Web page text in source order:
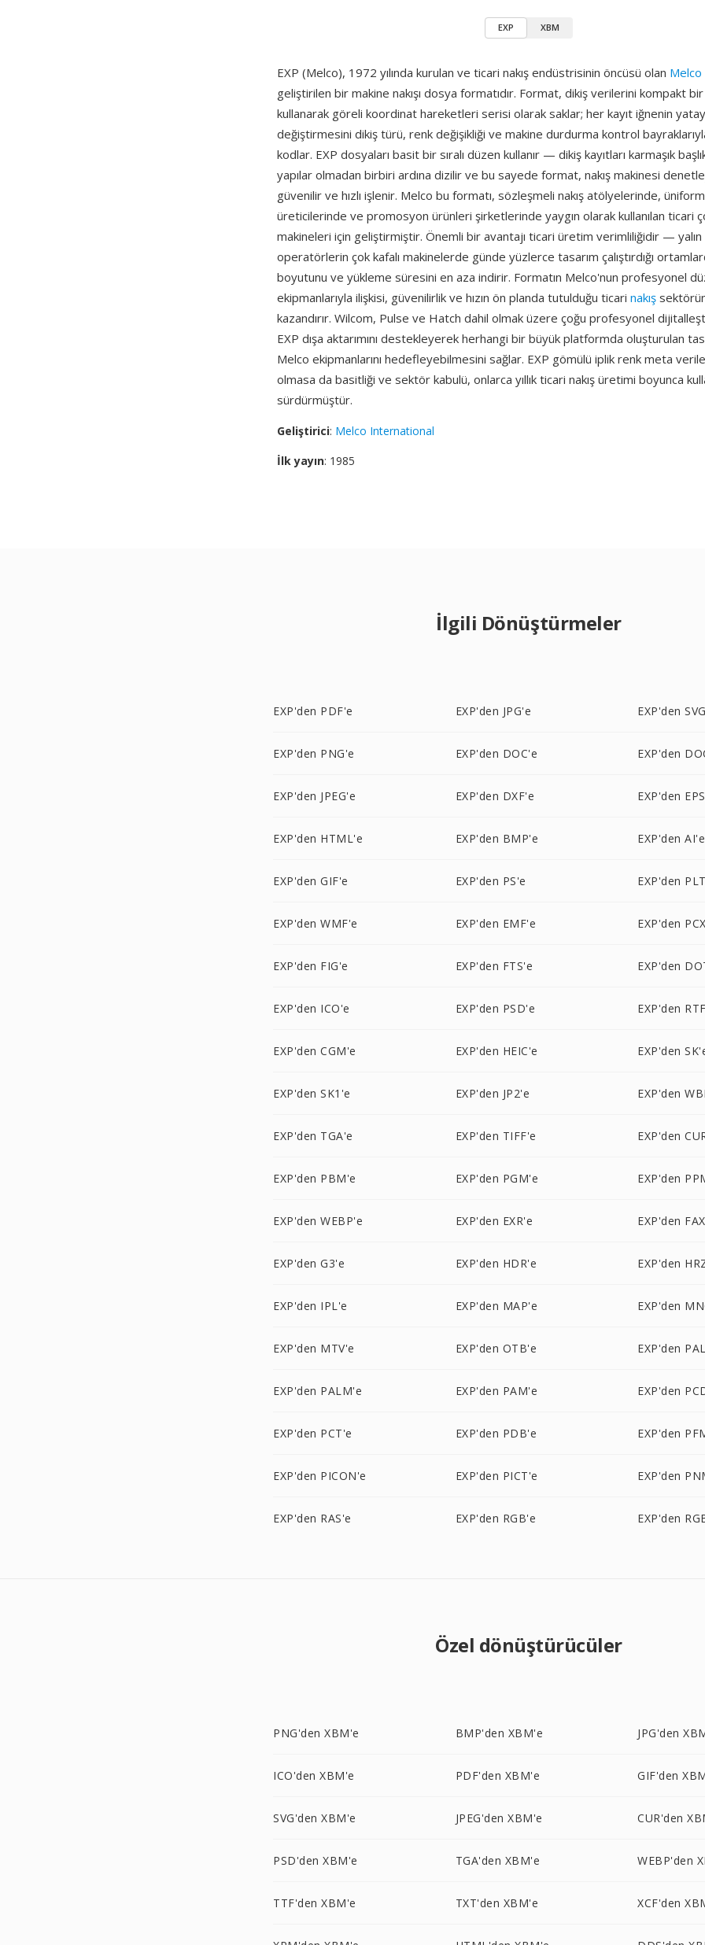
EXP XBM
EXP (Melco), 1972 yılında kurulan ve ticari nakış endüstrisinin öncüsü olan Melco
geliştirilen bir makine nakışı dosya formatıdır. Format, dikiş verilerini kompakt bir
kullanarak göreli koordinat hareketleri serisi olarak saklar; her kayıt iğnenin
değiştirmesini dikiş türü, renk değişikliği ve makine durdurma kontrol
kodlar. EXP dosyaları basit bir sıralı düzen kullanır — dikiş kayıtları karmaşık
yapılar olmadan birbiri ardına dizilir ve bu sayede format, nakış makinesi
güvenilir ve hızlı işlenir. Melco bu formatı, sözleşmeli nakış atölyelerinde,
üreticilerinde ve promosyon ürünleri şirketlerinde yaygın olarak kullanılan ticari
makineleri için geliştirmiştir. Önemli bir avantajı ticari üretim verimliliğidir — yalın
operatörlerin çok kafalı makinelerde günde yüzlerce tasarım çalıştırdığı
boyutunu ve yükleme süresini en aza indirir. Formatın Melco'nun profesyonel
ekipmanlarıyla ilişkisi, güvenilirlik ve hızın ön planda tutulduğu ticari nakış
kazandırır. Wilcom, Pulse ve Hatch dahil olmak üzere çoğu profesyonel
EXP dışa aktarımını destekleyerek herhangi bir büyük platformda oluşturulan
Melco ekipmanlarını hedefleyebilmesini sağlar. EXP gömülü iplik renk meta
olmasa da basitliği ve sektör kabulü, onlarca yıllık ticari nakış üretimi boyunca
sürdürmüştür.
Geliştirici: Melco International
İlk yayın: 1985
İlgili Dönüştürmeler
EXP'den PDF'e EXP'den JPG'e EXP'den
EXP'den PNG'e EXP'den DOC'e EXP'den
EXP'den JPEG'e EXP'den DXF'e EXP'den
EXP'den HTML'e EXP'den BMP'e EXP'den AI'e
EXP'den GIF'e EXP'den PS'e EXP'den
EXP'den WMF'e EXP'den EMF'e EXP'den
EXP'den FIG'e EXP'den FTS'e EXP'den
EXP'den ICO'e EXP'den PSD'e EXP'den
EXP'den CGM'e EXP'den HEIC'e EXP'den
EXP'den SK1'e EXP'den JP2'e EXP'den
EXP'den TGA'e EXP'den TIFF'e EXP'den
EXP'den PBM'e EXP'den PGM'e EXP'den
EXP'den WEBP'e EXP'den EXR'e EXP'den
EXP'den G3'e EXP'den HDR'e EXP'den
EXP'den IPL'e EXP'den MAP'e EXP'den
EXP'den MTV'e EXP'den OTB'e EXP'den
EXP'den PALM'e EXP'den PAM'e EXP'den
EXP'den PCT'e EXP'den PDB'e EXP'den
EXP'den PICON'e EXP'den PICT'e EXP'den
EXP'den RAS'e EXP'den RGB'e EXP'den
Özel dönüştürücüler
PNG'den XBM'e BMP'den XBM'e JPG'den
ICO'den XBM'e PDF'den XBM'e GIF'den
SVG'den XBM'e JPEG'den XBM'e CUR'den
PSD'den XBM'e TGA'den XBM'e WEBP'den
TTF'den XBM'e TXT'den XBM'e XCF'den